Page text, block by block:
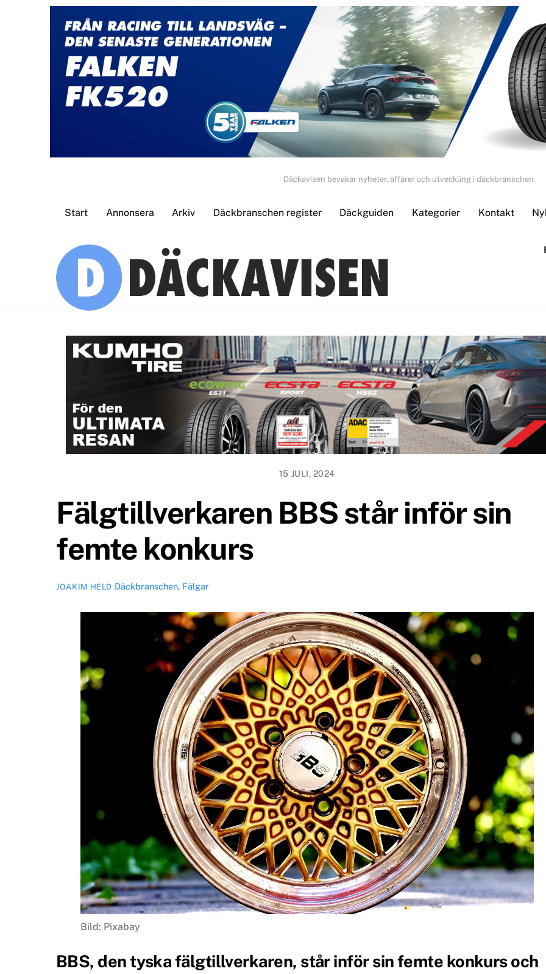
Däckavisen bevakar nyheter, affärer och utveckling i däckbranschen.
Start Annonsera Arkiv Däckbranschen register Däckguiden Kategorier Kontakt
15 JULI, 2024
Fälgtillverkaren BBS står inför sin
femte konkurs
JOAKIM HELD Däckbranschen, Fälgar
Bild: Pixabay
BBS, den tyska fälgtillverkaren, står inför sin femte konkurs och